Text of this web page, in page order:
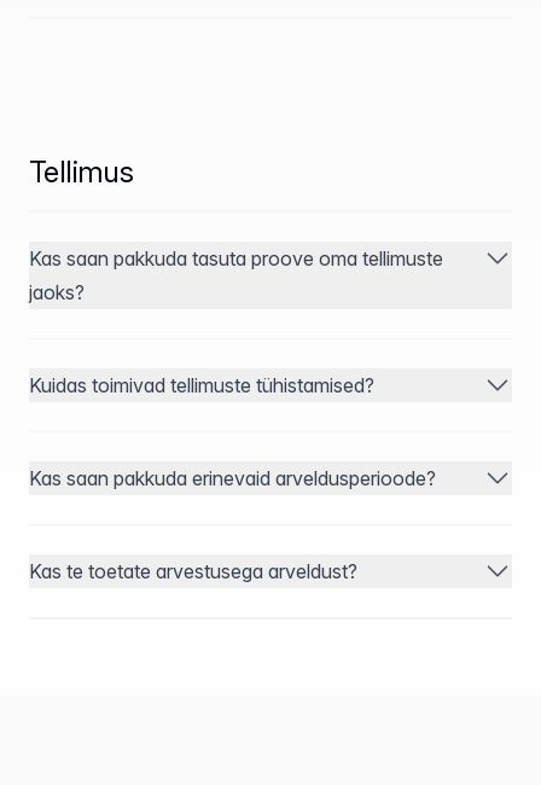
Tellimus
Kas saan pakkuda tasuta proove oma tellimuste
jaoks?
Kuidas toimivad tellimuste tühistamised?
Kas saan pakkuda erinevaid arveldusperioode?
Kas te toetate arvestusega arveldust?